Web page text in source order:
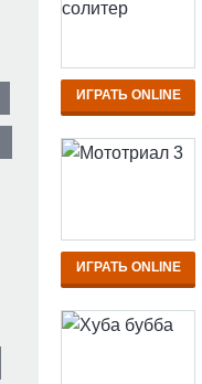
ИГРАТЬ ONLINE
ИГРАТЬ ONLINE